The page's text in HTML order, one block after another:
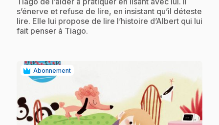
s’énerve et refuse de lire, en insistant qu’il déteste
lire. Elle lui propose de lire l’histoire d’Albert qui lui
fait penser à Tiago.
Abonnement